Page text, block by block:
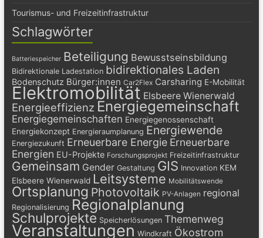
Tourismus- und Freizeitinfrastruktur
Schlagwörter
Batteriespeicher Beteiligung Bewusstseinsbildung
Bidirektionale Ladestation bidirektionales Laden
Bodenschutz Bürger:innen Car2Flex Carsharing E-Mobilität
Elektromobilität Elsbeere Wienerwald
Energieeffizienz Energiegemeinschaft
Energiegemeinschaften Energiegenossenschaft
Energiekonzept Energieraumplanung Energiewende
Energiezukunft Erneuerbare Energie Erneuerbare
Energien EU-Projekte Forschungsprojekt Freizeitinfrastruktur
Gemeinsam Gender Gestaltung GIS Innovation KEM
Elsbeere Wienerwald Leitsysteme Mobilitätswende
Ortsplanung Photovoltaik PV-Anlagen regional
Regionalisierung Regionalplanung
Schulprojekte Speicherlösungen Themenweg
Veranstaltungen Windkraft Ökostrom